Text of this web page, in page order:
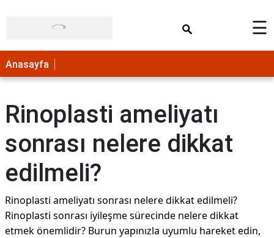
☰
Anasayfa
Rinoplasti ameliyatı
sonrası nelere dikkat
edilmeli?
Rinoplasti ameliyatı sonrası nelere dikkat edilmeli?
Rinoplasti sonrası iyileşme sürecinde nelere dikkat
etmek önemlidir? Burun yapınızla uyumlu hareket edin,